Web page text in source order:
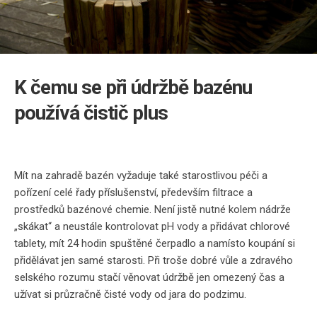
K čemu se při údržbě bazénu
používá čistič plus
Mít na zahradě bazén vyžaduje také starostlivou péči a
pořízení celé řady příslušenství, především filtrace a
prostředků bazénové chemie. Není jistě nutné kolem nádrže
„skákat“ a neustále kontrolovat pH vody a přidávat chlorové
tablety, mít 24 hodin spuštěné čerpadlo a namísto koupání si
přidělávat jen samé starosti. Při troše dobré vůle a zdravého
selského rozumu stačí věnovat údržbě jen omezený čas a
užívat si průzračně čisté vody od jara do podzimu.